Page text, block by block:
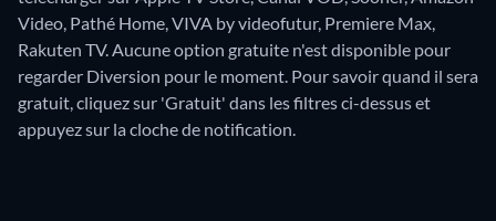
Video, Pathé Home, VIVA by videofutur, Premiere Max,
Rakuten TV.Aucune option gratuite n'est disponible pour
regarder Diversion pour le moment. Pour savoir quand il sera
gratuit, cliquez sur 'Gratuit' dans les filtres ci-dessus et
appuyez sur la cloche de notification.